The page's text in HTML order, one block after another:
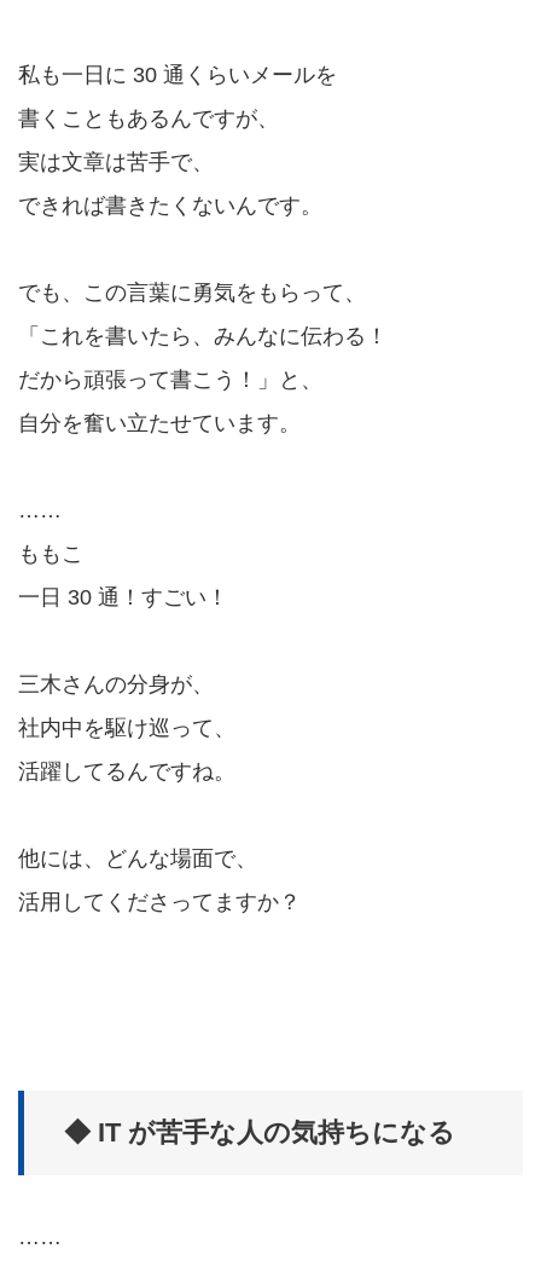
私も一日に 30 通くらいメールを
書くこともあるんですが、
実は文章は苦手で、
できれば書きたくないんです。
でも、この言葉に勇気をもらって、
「これを書いたら、みんなに伝わる！
だから頑張って書こう！」と、
自分を奮い立たせています。
……
ももこ
一日 30 通！すごい！
三木さんの分身が、
社内中を駆け巡って、
活躍してるんですね。
他には、どんな場面で、
活用してくださってますか？
◆ IT が苦手な人の気持ちになる
……